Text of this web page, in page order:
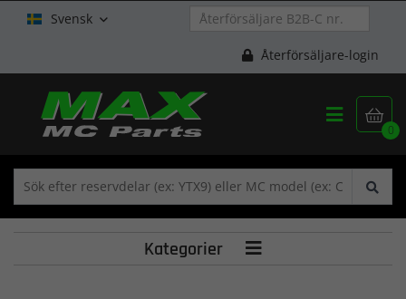
Svensk 
Återförsäljare-login

0

Kategorier 